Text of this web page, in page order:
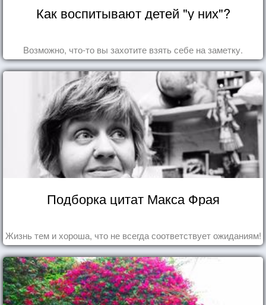
Как воспитывают детей "у них"?
Возможно, что-то вы захотите взять себе на заметку.
Подборка цитат Макса Фрая
Жизнь тем и хороша, что не всегда соответствует ожиданиям!